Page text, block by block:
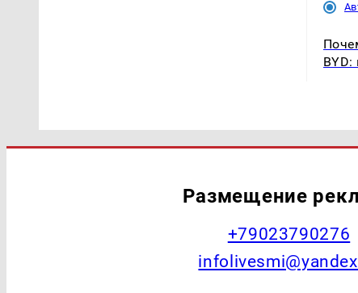
BYD:
Размещение
+79023790276